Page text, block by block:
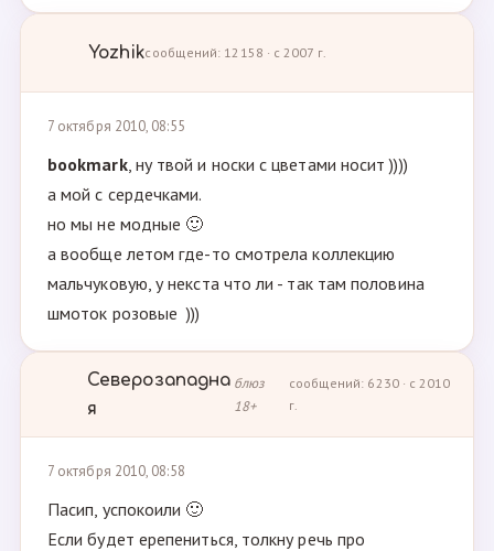
Yozhikсообщений: 12158 · с 2007 г.
7 октября 2010, 08:55
bookmark, ну твой и носки с цветами носит ))))
а мой с сердечками.
но мы не модные 🙂
а вообще летом где-то смотрела коллекцию
мальчуковую, у некста что ли - так там половина
шмоток розовые )))
Северозападна
я
блюз
18+
сообщений: 6230 · с 2010
г.
7 октября 2010, 08:58
Пасип, успокоили 🙂
Если будет ерепениться, толкну речь про